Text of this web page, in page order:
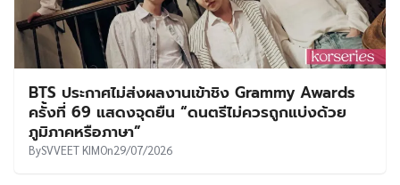
BTS ประกาศไม่ส่งผลงานเข้าชิง Grammy Awards
ครั้งที่ 69 แสดงจุดยืน “ดนตรีไม่ควรถูกแบ่งด้วย
ภูมิภาคหรือภาษา”
BySVVEET KIMOn29/07/2026